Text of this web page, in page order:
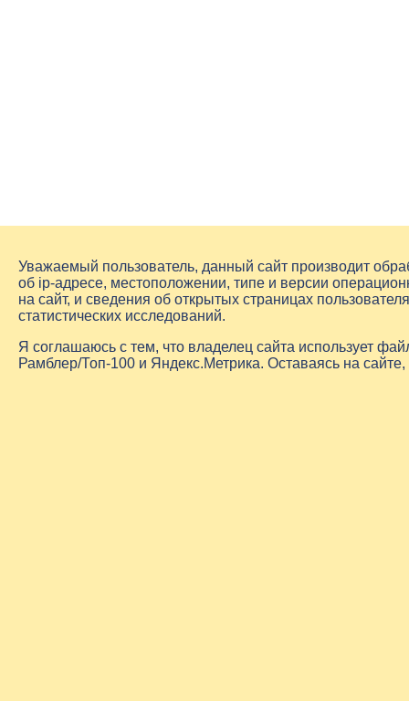
Уважаемый пользователь, данный сайт производит
об ip-адресе, местоположении, типе и версии
на сайт, и сведения об открытых страницах
статистических исследований.
Я соглашаюсь с тем, что владелец сайта использует
Рамблер/Топ-100 и Яндекс.Метрика. Оставаясь на